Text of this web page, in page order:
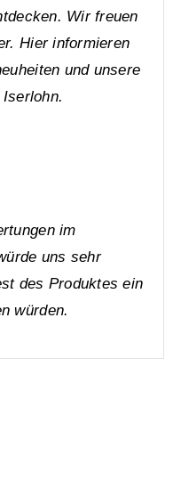
Wir freuen
Hier informieren
und unsere
im
uns sehr
des Produktes ein
würden.